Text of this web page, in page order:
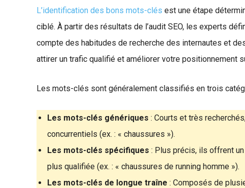
L’identification des bons mots-clés est une étape
ciblé. À partir des résultats de l’audit SEO, les experts
compte des habitudes de recherche des internautes et
attirer un trafic qualifié et améliorer votre positionnement
Les mots-clés sont généralement classifiés en trois
Les mots-clés génériques : Courts et très
concurrentiels (ex. : « chaussures »).
Les mots-clés spécifiques : Plus précis, ils offrent
plus qualifiée (ex. : « chaussures de running homme »).
Les mots-clés de longue traîne : Composés de